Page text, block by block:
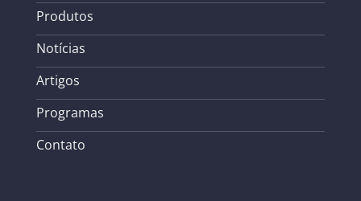
Produtos
Notícias
Artigos
Programas
Contato